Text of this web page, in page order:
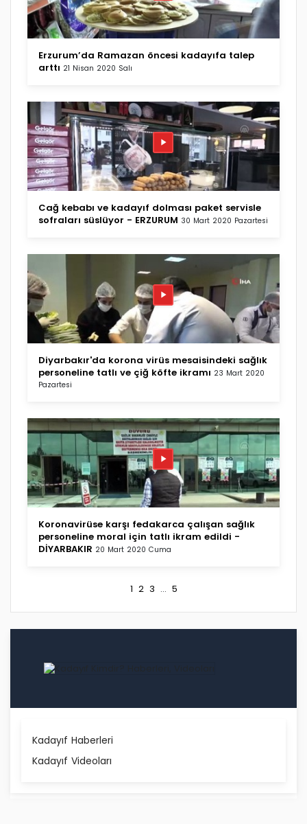
Erzurum’da Ramazan öncesi kadayıfa talep
arttı 21 Nisan 2020 Salı
Cağ kebabı ve kadayıf dolması paket servisle
sofraları süslüyor - ERZURUM 30 Mart 2020 Pazartesi
Diyarbakır'da korona virüs mesaisindeki sağlık
personeline tatlı ve çiğ köfte ikramı 23 Mart 2020
Pazartesi
Koronavirüse karşı fedakarca çalışan sağlık
personeline moral için tatlı ikram edildi -
DİYARBAKIR 20 Mart 2020 Cuma
1 2 3 ... 5
Kadayıf Haberleri
Kadayıf Videoları